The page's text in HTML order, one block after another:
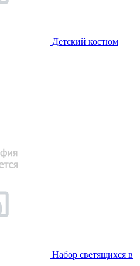
Детский костюм
Набор светящихся в